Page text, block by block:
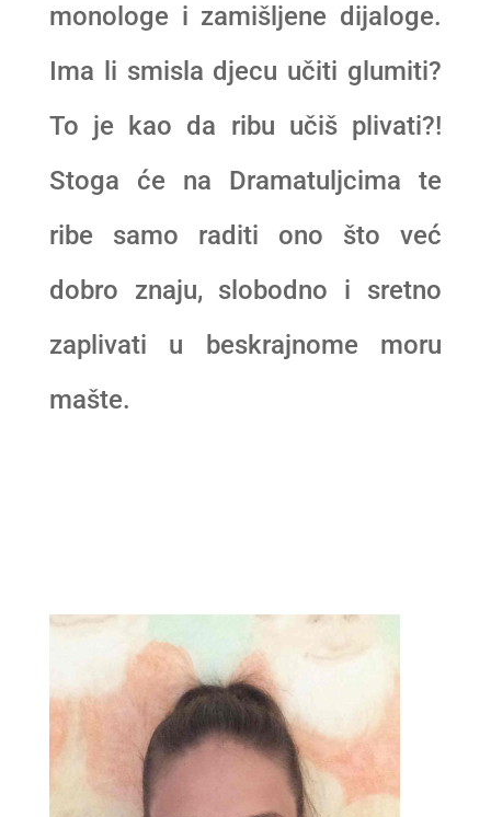
monologe i zamišljene dijaloge.
Ima li smisla djecu učiti glumiti?
To je kao da ribu učiš plivati?!
Stoga će na Dramatuljcima te
ribe samo raditi ono što već
dobro znaju, slobodno i sretno
zaplivati u beskrajnome moru
mašte.